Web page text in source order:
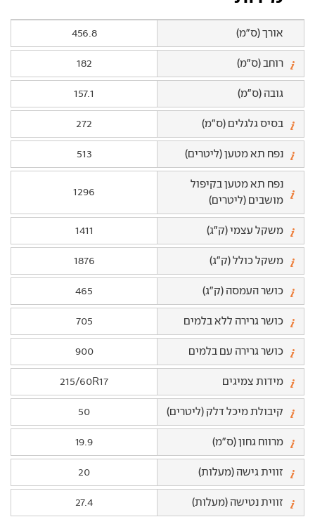
אורך (ס"מ) 456.8
רוחב (ס"מ) 182
גובה (ס"מ) 157.1
בסיס גלגלים (ס"מ) 272
נפח תא מטען (ליטרים) 513
נפח תא מטען בקיפול
מושבים (ליטרים)
1296
משקל עצמי (ק"ג) 1411
משקל כולל (ק"ג) 1876
כושר העמסה (ק"ג) 465
כושר גרירה ללא בלמים 705
כושר גרירה עם בלמים 900
מידות צמיגים 215/60R17
קיבולת מיכל דלק (ליטרים) 50
מרווח גחון (ס"מ) 19.9
זווית גישה (מעלות) 20
זווית נטישה (מעלות) 27.4